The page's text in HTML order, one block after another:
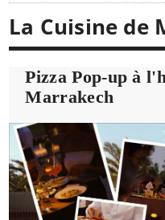
La Cuisine de
Pizza Pop-up à
Marrakech